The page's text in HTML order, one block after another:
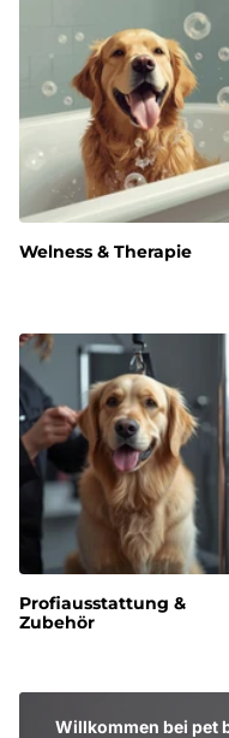
Welness & Therapie
Profiausstattung &
Zubehör
Willkommen bei pet